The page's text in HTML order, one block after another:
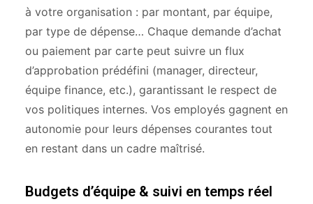
à votre organisation : par montant, par équipe,
par type de dépense… Chaque demande d’achat
ou paiement par carte peut suivre un flux
d’approbation prédéfini (manager, directeur,
équipe finance, etc.), garantissant le respect de
vos politiques internes. Vos employés gagnent en
autonomie pour leurs dépenses courantes tout
en restant dans un cadre maîtrisé.
Budgets d’équipe & suivi en temps réel